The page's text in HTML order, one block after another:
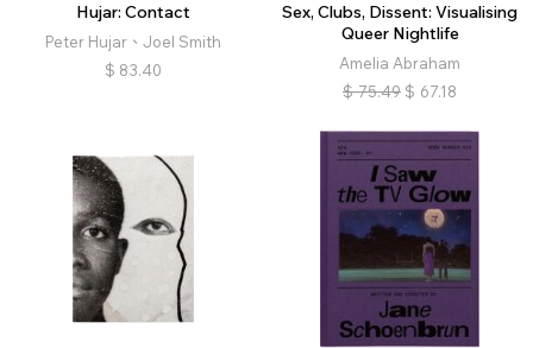
Hujar: Contact
Peter Hujar、Joel Smith
$ 83.40
Sex, Clubs, Dissent: Visualising
Queer Nightlife
Amelia Abraham
$ 75.49 $ 67.18